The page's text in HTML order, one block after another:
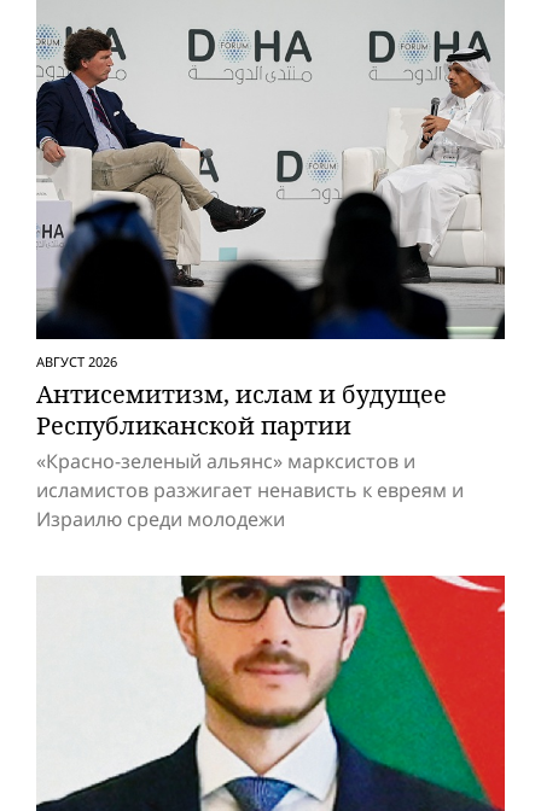
АВГУСТ 2026
Антисемитизм, ислам и будущее
Респуб­ликанской партии
«Красно-зеленый альянс» марксистов и
исламистов разжигает ненависть к евреям и
Израилю среди молодежи